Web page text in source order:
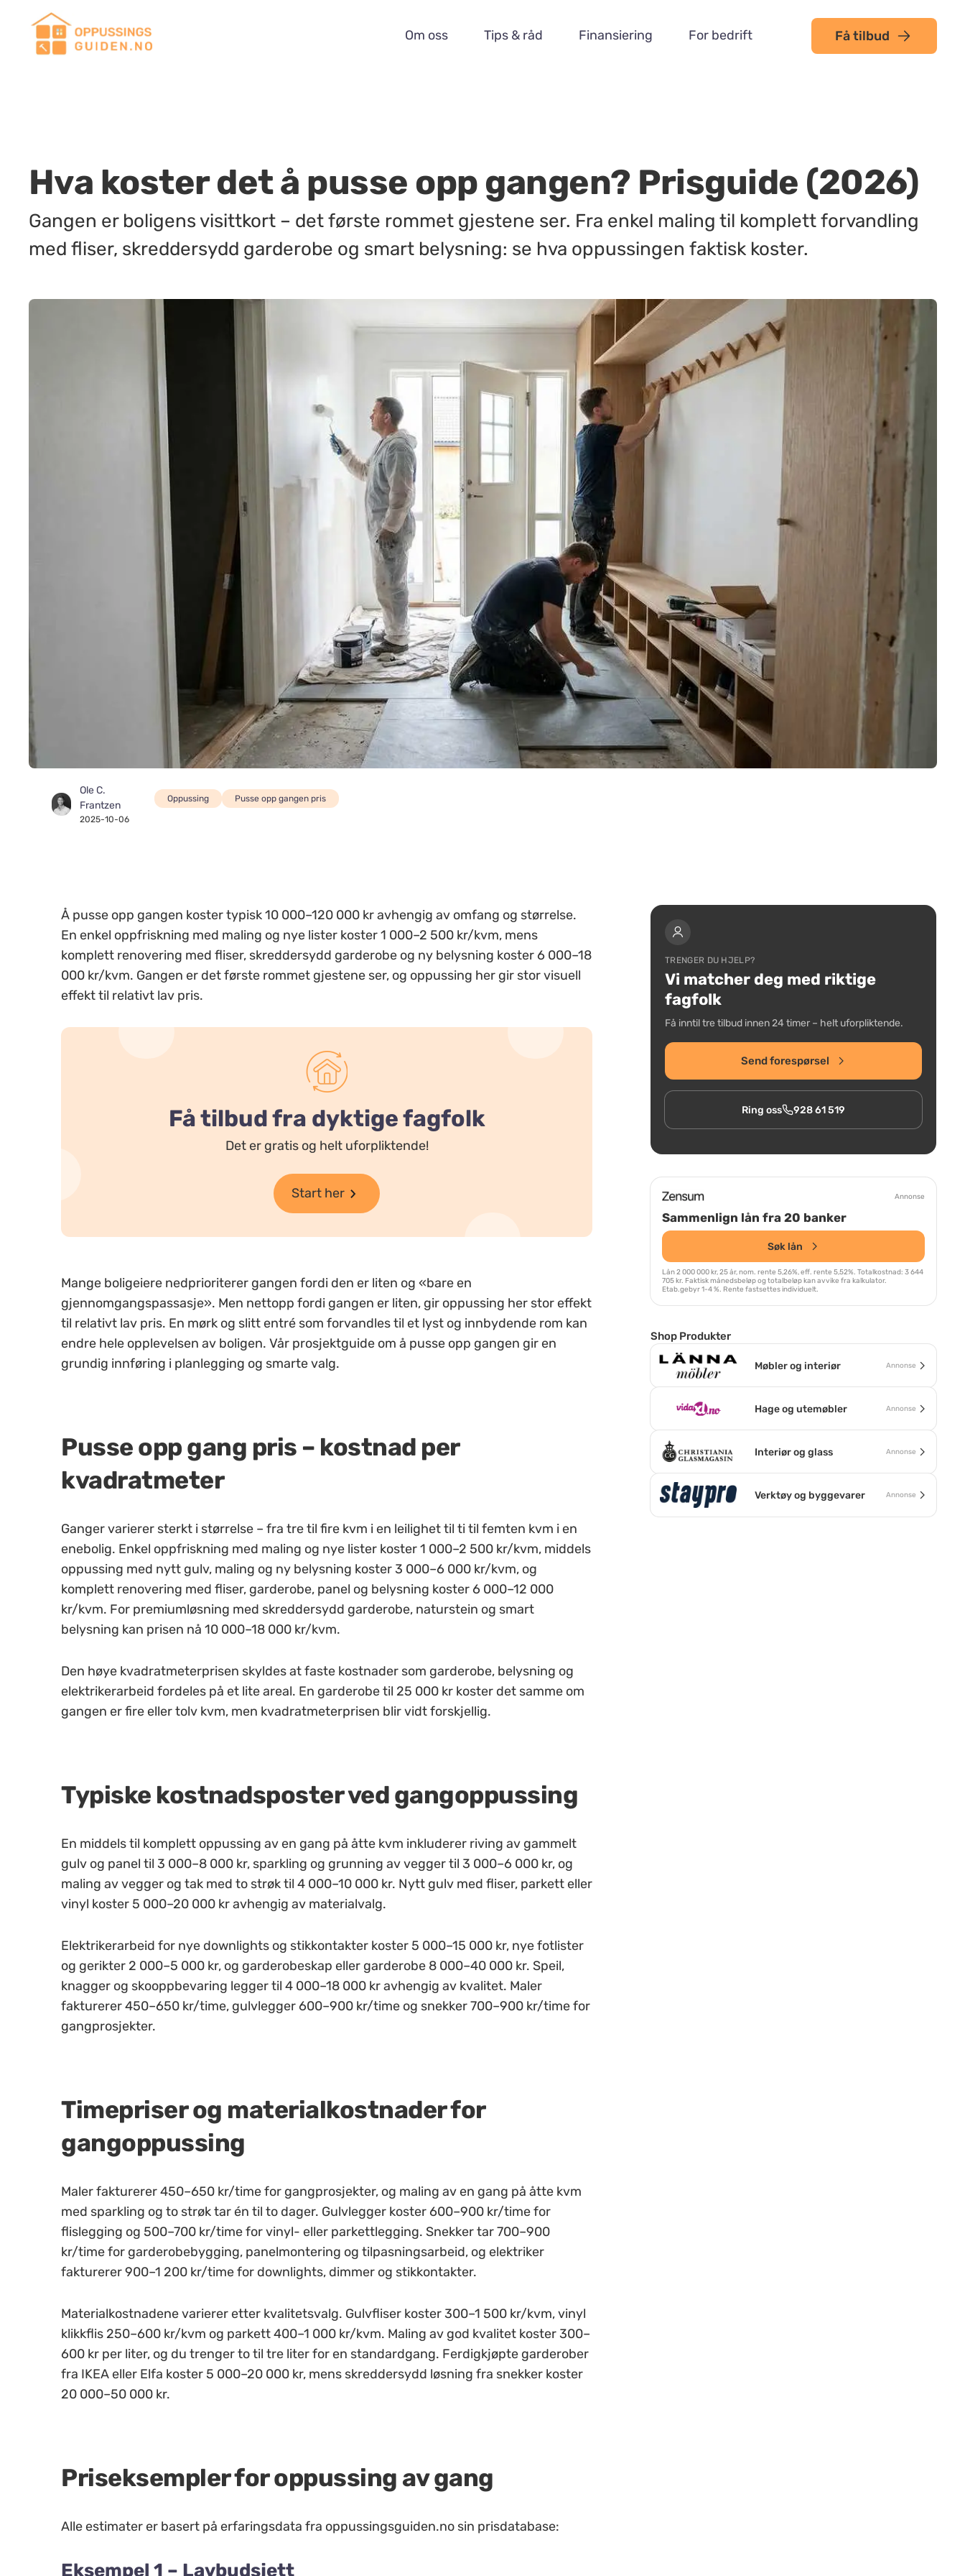
Om oss Tips & råd Finansiering For bedrift Få tilbud
Hva koster det å pusse opp gangen? Prisguide (2026)
Gangen er boligens visittkort – det første rommet gjestene ser. Fra enkel maling til komplett forvandling
med fliser, skreddersydd garderobe og smart belysning: se hva oppussingen faktisk koster.
Ole C.
Frantzen
2025-10-06
Oppussing Pusse opp gangen pris
Å pusse opp gangen koster typisk 10 000–120 000 kr avhengig av omfang og størrelse.
En enkel oppfriskning med maling og nye lister koster 1 000–2 500 kr/kvm, mens
komplett renovering med fliser, skreddersydd garderobe og ny belysning koster 6 000–18
000 kr/kvm. Gangen er det første rommet gjestene ser, og oppussing her gir stor visuell
effekt til relativt lav pris.
Få tilbud fra dyktige fagfolk
Det er gratis og helt uforpliktende!
Start her
Mange boligeiere nedprioriterer gangen fordi den er liten og «bare en
gjennomgangspassasje». Men nettopp fordi gangen er liten, gir oppussing her stor effekt
til relativt lav pris. En mørk og slitt entré som forvandles til et lyst og innbydende rom kan
endre hele opplevelsen av boligen. Vår prosjektguide om å pusse opp gangen gir en
grundig innføring i planlegging og smarte valg.
Pusse opp gang pris – kostnad per
kvadratmeter
Ganger varierer sterkt i størrelse – fra tre til fire kvm i en leilighet til ti til femten kvm i en
enebolig. Enkel oppfriskning med maling og nye lister koster 1 000–2 500 kr/kvm, middels
oppussing med nytt gulv, maling og ny belysning koster 3 000–6 000 kr/kvm, og
komplett renovering med fliser, garderobe, panel og belysning koster 6 000–12 000
kr/kvm. For premiumløsning med skreddersydd garderobe, naturstein og smart
belysning kan prisen nå 10 000–18 000 kr/kvm.
Den høye kvadratmeterprisen skyldes at faste kostnader som garderobe, belysning og
elektrikerarbeid fordeles på et lite areal. En garderobe til 25 000 kr koster det samme om
gangen er fire eller tolv kvm, men kvadratmeterprisen blir vidt forskjellig.
Typiske kostnadsposter ved gangoppussing
En middels til komplett oppussing av en gang på åtte kvm inkluderer riving av gammelt
gulv og panel til 3 000–8 000 kr, sparkling og grunning av vegger til 3 000–6 000 kr, og
maling av vegger og tak med to strøk til 4 000–10 000 kr. Nytt gulv med fliser, parkett eller
vinyl koster 5 000–20 000 kr avhengig av materialvalg.
Elektrikerarbeid for nye downlights og stikkontakter koster 5 000–15 000 kr, nye fotlister
og gerikter 2 000–5 000 kr, og garderobeskap eller garderobe 8 000–40 000 kr. Speil,
knagger og skooppbevaring legger til 4 000–18 000 kr avhengig av kvalitet. Maler
fakturerer 450–650 kr/time, gulvlegger 600–900 kr/time og snekker 700–900 kr/time for
gangprosjekter.
Timepriser og materialkostnader for
gangoppussing
Maler fakturerer 450–650 kr/time for gangprosjekter, og maling av en gang på åtte kvm
med sparkling og to strøk tar én til to dager. Gulvlegger koster 600–900 kr/time for
flislegging og 500–700 kr/time for vinyl- eller parkettlegging. Snekker tar 700–900
kr/time for garderobebygging, panelmontering og tilpasningsarbeid, og elektriker
fakturerer 900–1 200 kr/time for downlights, dimmer og stikkontakter.
Materialkostnadene varierer etter kvalitetsvalg. Gulvfliser koster 300–1 500 kr/kvm, vinyl
klikkflis 250–600 kr/kvm og parkett 400–1 000 kr/kvm. Maling av god kvalitet koster 300–
600 kr per liter, og du trenger to til tre liter for en standardgang. Ferdigkjøpte garderober
fra IKEA eller Elfa koster 5 000–20 000 kr, mens skreddersydd løsning fra snekker koster
20 000–50 000 kr.
Priseksempler for oppussing av gang
Alle estimater er basert på erfaringsdata fra oppussingsguiden.no sin prisdatabase:
Eksempel 1 – Lavbudsjett
TRENGER DU HJELP?
Vi matcher deg med riktige
fagfolk
Få inntil tre tilbud innen 24 timer – helt uforpliktende.
Send forespørsel
Ring oss 928 61 519
Annonse
Sammenlign lån fra 20 banker
Søk lån
Lån 2 000 000 kr, 25 år, nom. rente 5,26%, eff. rente 5,52%. Totalkostnad: 3 644
705 kr. Faktisk månedsbeløp og totalbeløp kan avvike fra kalkulator.
Etab.gebyr 1-4 %. Rente fastsettes individuelt.
Shop Produkter
Møbler og interiør Annonse
Hage og utemøbler Annonse
Interiør og glass Annonse
Verktøy og byggevarer Annonse